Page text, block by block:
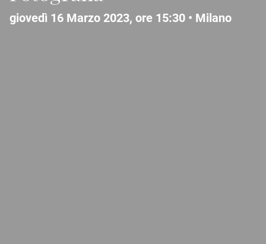
giovedì 16 Marzo 2023, ore 15:30 • Milano